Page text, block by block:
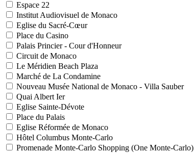
Espace 22
Institut Audiovisuel de Monaco
Eglise du Sacré-Cœur
Place du Casino
Palais Princier - Cour d'Honneur
Circuit de Monaco
Le Méridien Beach Plaza
Marché de La Condamine
Nouveau Musée National de Monaco - Villa Sauber
Quai Albert Ier
Eglise Sainte-Dévote
Place du Palais
Eglise Réformée de Monaco
Hôtel Columbus Monte-Carlo
Promenade Monte-Carlo Shopping (One Monte-Carlo)